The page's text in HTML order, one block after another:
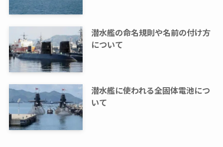
潜水艦の命名規則や名前の付け方
について
潜水艦に使われる全固体電池につ
いて